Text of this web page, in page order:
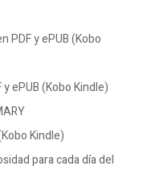
PDF y ePUB (Kobo
ePUB (Kobo Kindle)
Kindle)
para cada día del